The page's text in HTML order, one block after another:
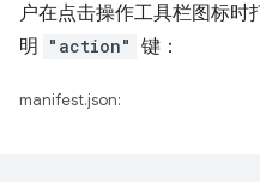
户在点击操作工具栏图标时
明
"action" 键：
manifest.json: